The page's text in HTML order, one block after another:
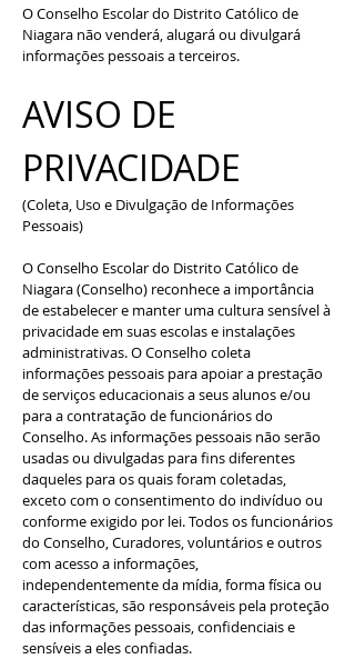
O Conselho Escolar do Distrito Católico de
Niagara não venderá, alugará ou divulgará
informações pessoais a terceiros.
AVISO DE
PRIVACIDADE
(Coleta, Uso e Divulgação de Informações
Pessoais)
O Conselho Escolar do Distrito Católico de
Niagara (Conselho) reconhece a importância
de estabelecer e manter uma cultura sensível à
privacidade em suas escolas e instalações
administrativas. O Conselho coleta
informações pessoais para apoiar a prestação
de serviços educacionais a seus alunos e/ou
para a contratação de funcionários do
Conselho. As informações pessoais não serão
usadas ou divulgadas para fins diferentes
daqueles para os quais foram coletadas,
exceto com o consentimento do indivíduo ou
conforme exigido por lei. Todos os funcionários
do Conselho, Curadores, voluntários e outros
com acesso a informações,
independentemente da mídia, forma física ou
características, são responsáveis pela proteção
das informações pessoais, confidenciais e
sensíveis a eles confiadas.